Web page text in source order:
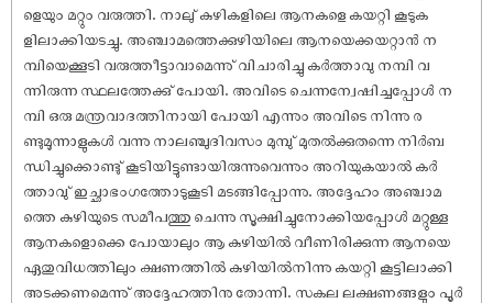
ളെയും മറ്റും വരുത്തി. നാലു് കുഴികളിലെ ആനകളെ കയറ്റി കൂടുക
ളിലാക്കിയടച്ചു. അഞ്ചാമത്തെക്കുഴിയിലെ ആനയെക്കയറ്റാൻ ന
മ്പിയെക്കൂടി വരുത്തീട്ടാവാമെന്നു് വിചാരിച്ചു കർത്താവു നമ്പി വ
ന്നിരുന്ന സ്ഥലത്തേക്കു് പോയി. അവിടെ ചെന്നന്വേ‌ഷിച്ചപ്പോൾ ന
മ്പി ഒരു മന്ത്രവാദത്തിനായി പോയി എന്നും അവിടെ നിന്നു ര
ണ്ടുമൂന്നാളുകൾ വന്നു നാലഞ്ചുദിവസം മുമ്പു് മുതൽക്കുതന്നെ നിർബ
ന്ധിച്ചുക്കൊണ്ടു് കൂടിയിട്ടുണ്ടായിരുന്നുവെന്നും അറിയുകയാൽ കർ
ത്താവു് ഇച്ഛാഭംഗത്തോടുകൂടി മടങ്ങിപ്പോന്നു. അദ്ദേഹം അഞ്ചാമ
ത്തെ കുഴിയുടെ സമീപത്തു ചെന്നു സൂക്ഷിച്ചുനോക്കിയപ്പോൾ മറ്റുള്ള
ആനകളൊക്കെ പോയാലും ആ കുഴിയിൽ വീണിരിക്കുന്ന ആനയെ
ഏതുവിധത്തിലും ക്ഷണത്തിൽ കുഴിയിൽനിന്നു കയറ്റി കൂട്ടിലാക്കി
അടക്കണമെന്നു് അദ്ദേഹത്തിനു തോന്നി. സകല ലക്ഷണങ്ങളും പൂർ